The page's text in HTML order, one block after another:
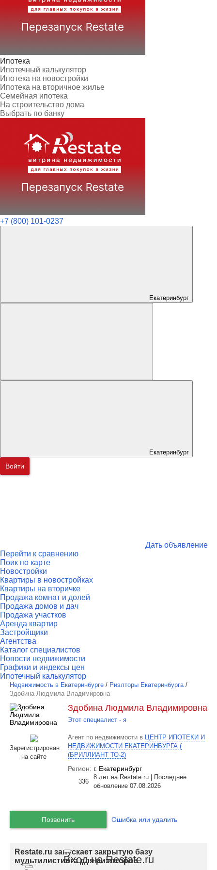
Ипотека
Ипотечный калькулятор
Ипотека на новостройки
Ипотека на вторичное жилье
Семейная ипотека
На строительство дома
Выбрать по банку
+7 (800) 101-0237
Екатеринбург
Екатеринбург
Войти
Дать объявление
Перейти к сравнению
Поик по карте
Новостройки
Квартиры в новостройках
Квартиры на вторичке
Продажа комнат и долей
Продажа домов и дач
Продажа участков
Аренда квартир
Застройщики
Агентства
Каталог специалистов
Новости недвижимости
Графики и индексы цен
Ипотечный калькулятор
Вход на Restate.ru
Недвижимость в Екатеринбурге / Риэлторы Екатеринбурга /
Здобина Людмила Владимировна
Зарегистрирован
на сайте
Здобина Людмила Владимировна
Этот специалист - я
Агент по недвижимости в ЦЕНТР ИПОТЕКИ И
НЕДВИЖИМОСТИ ЕКАТЕРИНБУРГА (
(БРИЛЛИАНТ ТО-2)
Регион: г. Екатеринбург
336
8 лет на Restate.ru | Последнее
обновление 07.08.2026
Позвонить Ошибка или удалить
Restate.ru запускает закрытую базу
мультилистинга для риэлторов